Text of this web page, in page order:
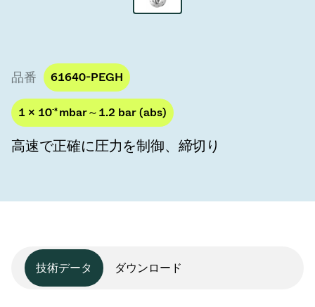
真空バルブ技術
品番 61640-PEGH
1 × 10-8 mbar～1.2 bar (abs)
高速で正確に圧力を制御、締切り
技術データ ダウンロード